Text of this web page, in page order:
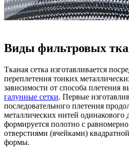
Виды фильтровых
Тканая сетка изготавливается
переплетения тонких
зависимости от способа плетения
галунные сетки. Первые
последовательного плетения
металлических нитей одинакового
формируется полотно с
отверстиями (ячейками)
формы.